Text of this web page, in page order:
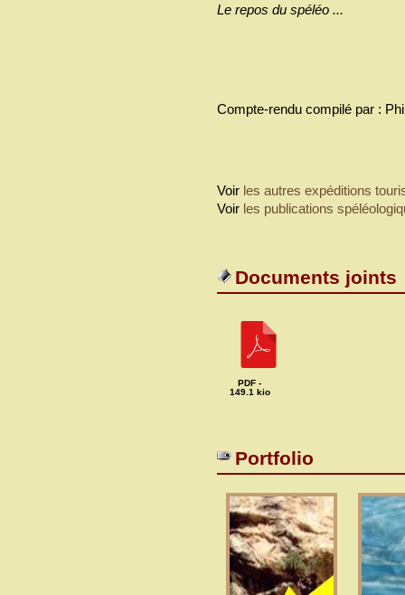
Le repos du spéléo ...
Compte-rendu compilé par :
Voir les autres expéditions
Voir les publications
Documents joints
PDF -
149.1 kio
Portfolio